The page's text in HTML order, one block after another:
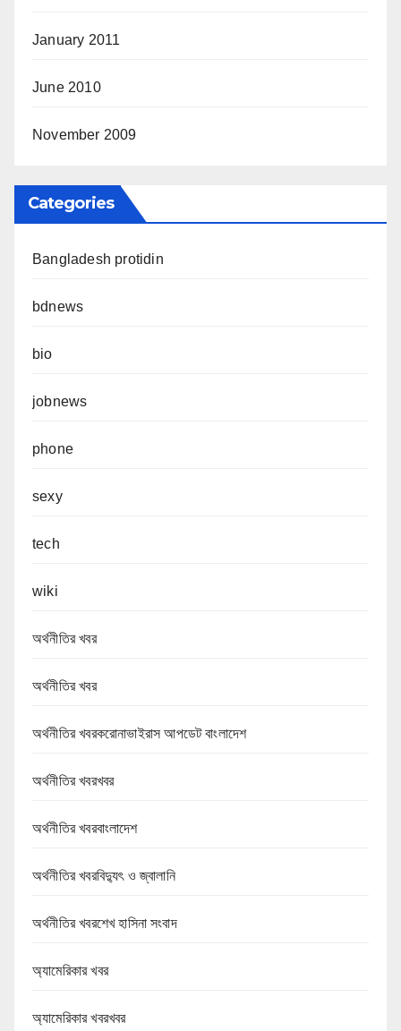
January 2011
June 2010
November 2009
Categories
Bangladesh protidin
bdnews
bio
jobnews
phone
sexy
tech
wiki
অর্থনীতির খবর
অর্থনীতির খবর
অর্থনীতির খবরকরোনাভাইরাস আপডেট বাংলাদেশ
অর্থনীতির খবরখবর
অর্থনীতির খবরবাংলাদেশ
অর্থনীতির খবরবিদ্যুৎ ও জ্বালানি
অর্থনীতির খবরশেখ হাসিনা সংবাদ
অ্যামেরিকার খবর
অ্যামেরিকার খবরখবর